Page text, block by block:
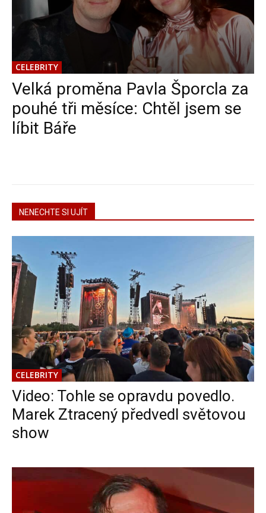
CELEBRITY
Velká proměna Pavla Šporcla za
pouhé tři měsíce: Chtěl jsem se
líbit Báře
NENECHTE SI UJÍT
CELEBRITY
Video: Tohle se opravdu povedlo.
Marek Ztracený předvedl světovou
show